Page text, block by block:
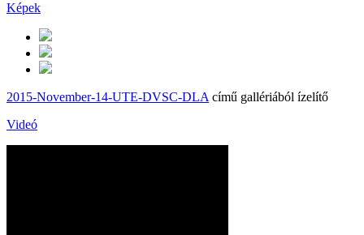
Képek
2015-November-14-UTE-DVSC-DLA című gallériából ízelítő
Videó